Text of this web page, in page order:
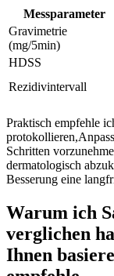
Messparameter
Gravimetrie
(mg/5min)
HDSS
Rezidivintervall
Praktisch empfehle
Schritten
dermatologisch
Besserung eine
Warum ich
verglichen
Ihnen